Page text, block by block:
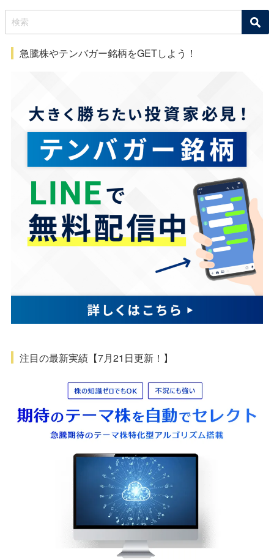
急騰株やテンバガー銘柄をGETしよう！
注目の最新実績【7月21日更新！】